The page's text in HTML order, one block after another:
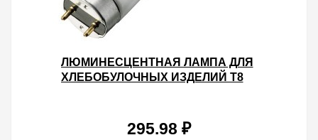
ЛЮМИНЕСЦЕНТНАЯ ЛАМПА ДЛЯ
ХЛЕБОБУЛОЧНЫХ ИЗДЕЛИЙ T8
295.98 ₽